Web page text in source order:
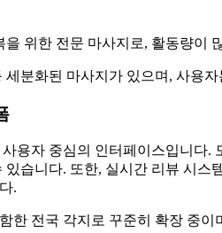
을 위한 전문 마사지로, 활동량이
세분화된 마사지가 있으며, 사용
용자 중심의 인터페이스입니다
있습니다. 또한, 실시간 리뷰 시
.
한 전국 각지로 꾸준히 확장 중